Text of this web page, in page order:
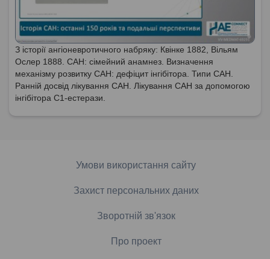
З історії ангіоневротичного набряку: Квінке 1882, Вільям
Ослер 1888. САН: сімейний анамнез. Визначення
механізму розвитку САН: дефіцит інгібітора. Типи САН.
Ранній досвід лікування САН. Лікування САН за допомогою
інгібітора С1-естерази.
Умови використання сайту
Захист персональних даних
Зворотній зв'язок
Про проект